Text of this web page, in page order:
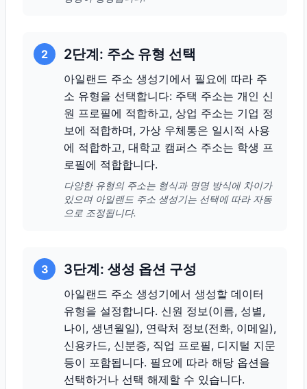
2 2단계: 주소 유형 선택
아일랜드 주소 생성기에서 필요에 따라 주
소 유형을 선택합니다: 주택 주소는 개인 신
원 프로필에 적합하고, 상업 주소는 기업 정
보에 적합하며, 가상 우체통은 일시적 사용
에 적합하고, 대학교 캠퍼스 주소는 학생 프
로필에 적합합니다.
다양한 유형의 주소는 형식과 명명 방식에 차이가
있으며 아일랜드 주소 생성기는 선택에 따라 자동
으로 조정됩니다.
3 3단계: 생성 옵션 구성
아일랜드 주소 생성기에서 생성할 데이터
유형을 설정합니다. 신원 정보(이름, 성별,
나이, 생년월일), 연락처 정보(전화, 이메일),
신용카드, 신분증, 직업 프로필, 디지털 지문
등이 포함됩니다. 필요에 따라 해당 옵션을
선택하거나 선택 해제할 수 있습니다.